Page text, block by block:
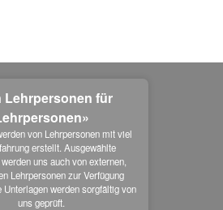
Lehrpersonen für
von Lehrpersonen mit viel
erstellt. Ausgewählte
uns auch von externen,
Lehrpersonen zur Verfügung
Unterlagen werden sorgfältig von
uns geprüft.